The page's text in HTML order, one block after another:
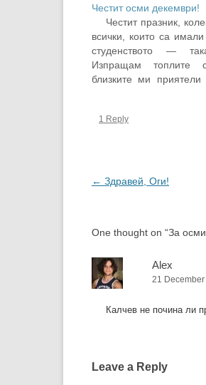
Честит осми декември!
Честит празник,
всички, които са
студенството —
Изпращам топлите
близките ми приятели
чудих как да започна
1 Reply
Post
← Здравей, Оги!
One thought on “За осми
Alex
21
Калчев не почина ли
Leave a Reply